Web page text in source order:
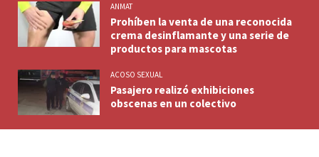
ANMAT
Prohíben la venta de una reconocida
crema desinflamante y una serie de
productos para mascotas
ACOSO SEXUAL
Pasajero realizó exhibiciones
obscenas en un colectivo